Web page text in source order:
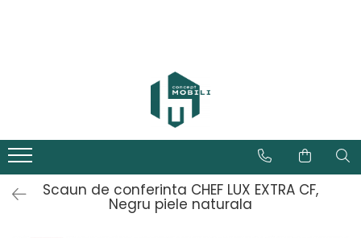
Scaun de conferinta CHEF LUX EXTRA CF,
Negru piele naturala